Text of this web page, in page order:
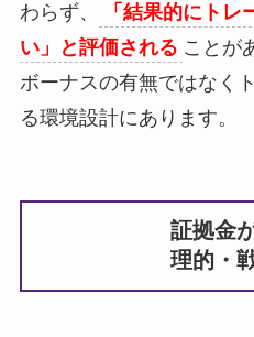
わらず、
「結果的にト
い」と評価される ことが
ボーナスの有無ではなく
る環境設計にあります。
証拠金
理的・